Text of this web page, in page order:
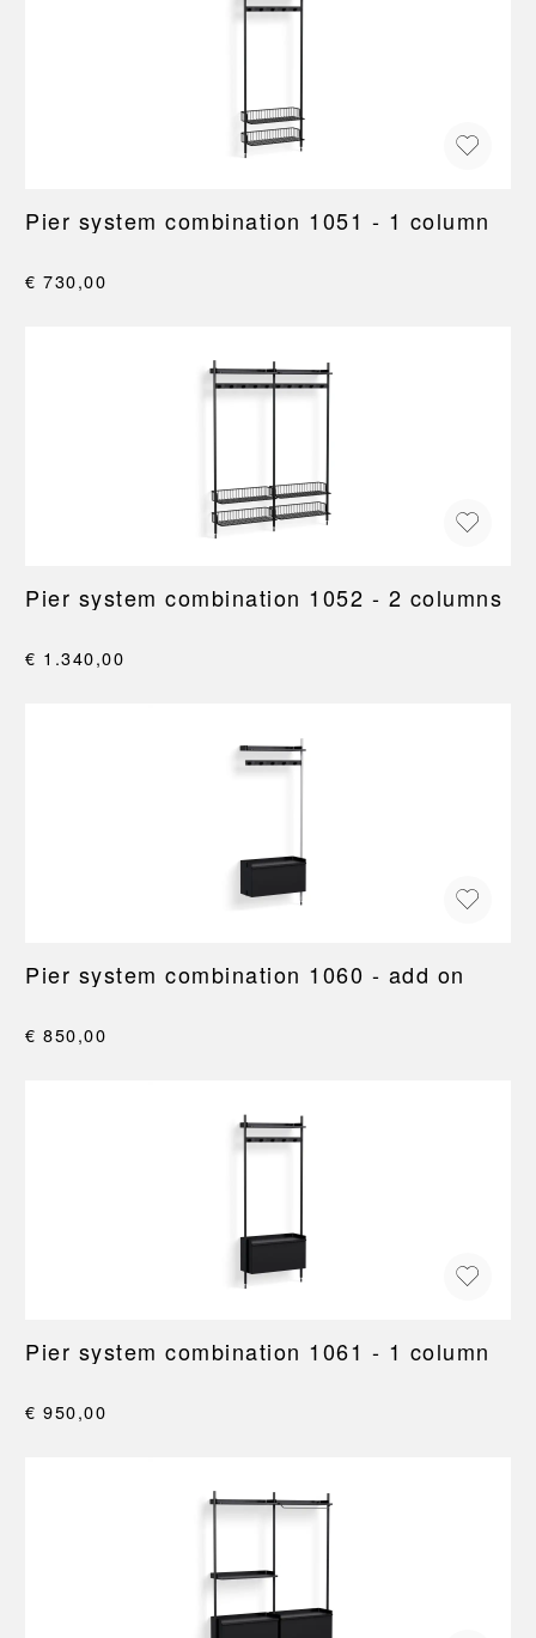
Pier system combination 1051 - 1 column
€ 730,00
Pier system combination 1052 - 2 columns
€ 1.340,00
Pier system combination 1060 - add on
€ 850,00
Pier system combination 1061 - 1 column
€ 950,00